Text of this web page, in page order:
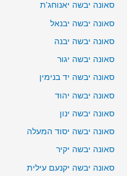
סאונה יבשה יאנוחג'ת
סאונה יבשה יבנאל
סאונה יבשה יבנה
סאונה יבשה יגור
סאונה יבשה יד בנימין
סאונה יבשה יהוד
סאונה יבשה ינון
סאונה יבשה יסוד המעלה
סאונה יבשה יקיר
סאונה יבשה יקנעם עילית